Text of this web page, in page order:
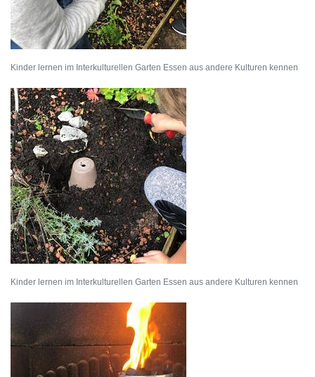
Kinder lernen im Interkulturellen Garten Essen aus andere Kulturen kennen
Kinder lernen im Interkulturellen Garten Essen aus andere Kulturen kennen